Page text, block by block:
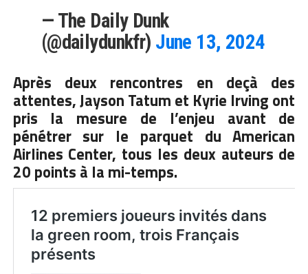
— The Daily Dunk
(@dailydunkfr) June 13, 2024
Après deux rencontres en deçà des
attentes, Jayson Tatum et Kyrie Irving ont
pris la mesure de l’enjeu avant de
pénétrer sur le parquet du American
Airlines Center, tous les deux auteurs de
20 points à la mi-temps.